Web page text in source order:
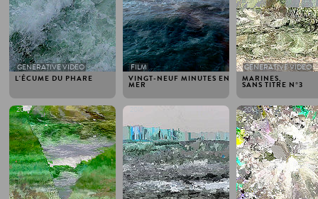
L'ÉCUME DU PHARE
GENERATIVE VIDEO
VINGT-NEUF MINUTES EN
MER
FILM
MARINES,
SANS TITRE N°3
GENERATIVE VIDEO
2015 2015